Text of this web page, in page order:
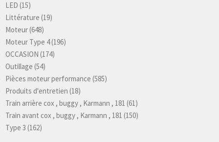
LED (15)
Littérature (19)
Moteur(648)
Moteur Type 4(196)
OCCASION (174)
Outillage (54)
Pièces moteur performance (585)
Produits d'entretien (18)
Train arrière cox , buggy , Karmann , 181 (61)
Train avant cox , buggy , Karmann , 181 (150)
Type 3 (162)